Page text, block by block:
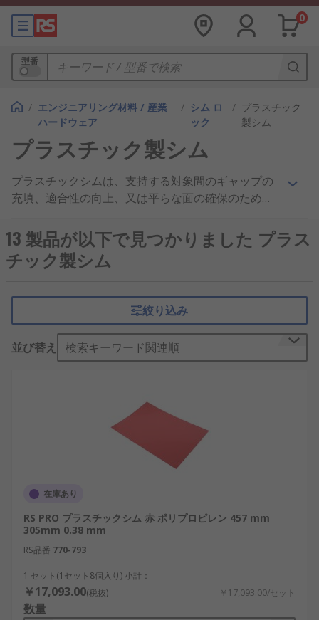
0
型番
/ エンジニアリング材料 / 産業
ハードウェア
/ シム ロ
ック
/ プラスチック
製シム
プラスチック製シム
プラスチックシムは、支持する対象間のギャップの
充填、適合性の向上、又は平らな面の確保のために
スチックシムは、部材間の耐摩耗性を得るために使
用することもできます。プラスチックシムには様々
な厚さがあり、色分けされているので容易に識別で
使用に最適です。プラスチックシムの用途プラスチ
ックシムは取り付け及び取り外しが簡単で、バッテ
ン及びフレームのレベリング向けの迅速かつ経済的
な方法です。操作は簡単で、より広範な用途に対応
13 製品が以下で見つかりました プラス
チック製シム
絞り込み
並び替え 検索キーワード関連順
在庫あり
RS PRO プラスチックシム 赤 ポリプロピレン 457 mm
305mm 0.38 mm
RS品番 770-793
1 セット(1セット8個入り) 小計：
￥17,093.00(税抜) ￥17,093.00/セット
数量